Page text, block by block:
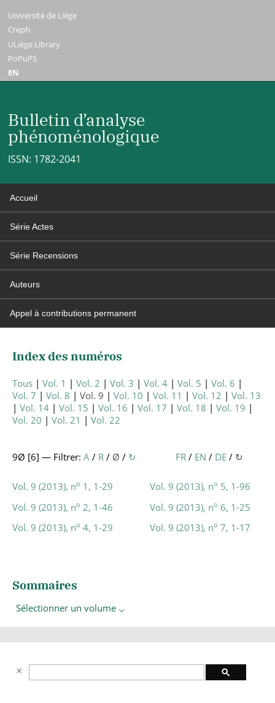
Université de Liège
Creph
ULiège Library
PoPuPS
EN
Bulletin d’analyse
phénoménologique
ISSN: 1782-2041
Accueil
Série Actes
Série Recensions
Auteurs
Appel à contributions permanent
Index des numéros
Tous Vol. 1 Vol. 2 Vol. 3 Vol. 4 Vol. 5
Vol. 6
Vol. 7
Vol. 8 Vol. 9 Vol. 10 Vol. 11 Vol. 12
Vol. 13
Vol. 14
Vol. 15 Vol. 16 Vol. 17 Vol. 18
Vol. 19
Vol. 20
Vol. 21 Vol. 22
9Ø [6] — Filtrer: A / R / Ø / ↻ FR / EN / DE / ↻
Vol. 9 (2013), no 1, 1-29
Vol. 9 (2013), no 2, 1-46
Vol. 9 (2013), no 4, 1-29
Vol. 9 (2013), no 5, 1-96
Vol. 9 (2013), no 6, 1-25
Vol. 9 (2013), no 7, 1-17
Sommaires
Sélectionner un volume